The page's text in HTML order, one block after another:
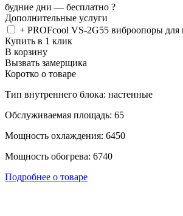
будние дни — бесплатно ?
Дополнительные услуги
+ PROFcool VS-2G55 виброопоры для
Купить в 1 клик
В корзину
Вызвать замерщика
Коротко о товаре
Тип внутреннего блока: настенные
Обслуживаемая площадь: 65
Мощность охлаждения: 6450
Мощность обогрева: 6740
Подробнее о товаре